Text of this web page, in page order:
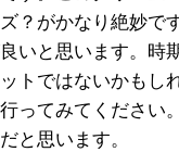
？がかなり絶妙で
いと思います。時
トではないかもし
ってみてください
と思います。